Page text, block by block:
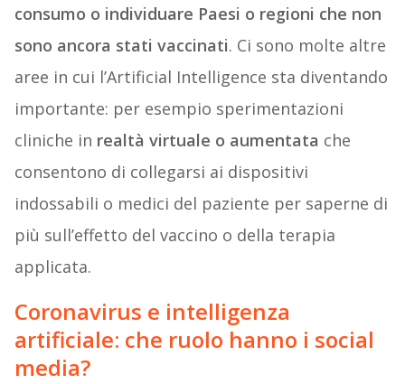
consumo o individuare Paesi o regioni che non
sono ancora stati vaccinati. Ci sono molte altre
aree in cui l’Artificial Intelligence sta diventando
importante: per esempio sperimentazioni
cliniche in realtà virtuale o aumentata che
consentono di collegarsi ai dispositivi
indossabili o medici del paziente per saperne di
più sull’effetto del vaccino o della terapia
applicata.
Coronavirus e intelligenza
artificiale: che ruolo hanno i social
media?